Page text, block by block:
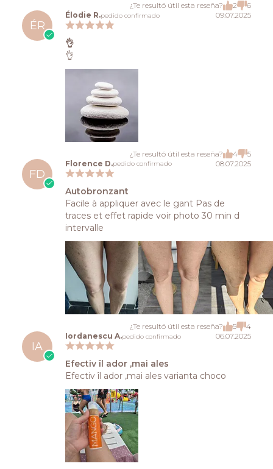
¿Te resultó útil esta reseña? 2 6
ÉR
Élodie R.pedido confirmado 09.07.2025
👌
👌
¿Te resultó útil esta reseña? 4 5
FD
Florence D.pedido confirmado 08.07.2025
Autobronzant
Facile à appliquer avec le gant Pas de
traces et effet rapide voir photo 30 min d
intervalle
¿Te resultó útil esta reseña? 5 4
IA
Iordanescu A.pedido confirmado 06.07.2025
Efectiv îl ador ,mai ales
Efectiv îl ador ,mai ales varianta choco